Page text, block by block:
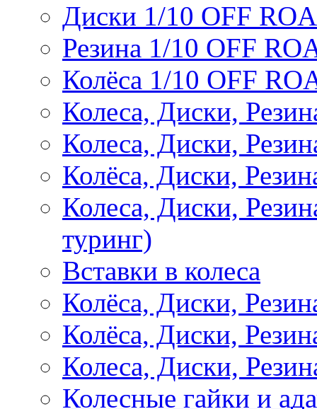
Диски 1/10 OFF
Резина 1/10 OFF
Колёса 1/10 OFF
Колеса, Диски,
Колеса, Диски,
Колёса, Диски,
Колеса, Диски,
туринг)
Вставки в колеса
Колёса, Диски,
Колёса, Диски,
Колеса, Диски,
Колесные гайки и